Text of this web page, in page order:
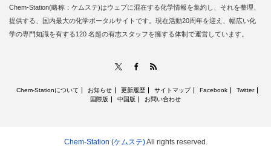
Chem-Station(略称：ケムステ)はウェブに混在する化学情報を集約し、それを整理、
提供する、国内最大の化学ポータルサイトです。現在活動20周年を迎え、幅広い化
学の専門知識を有する120 名超の有志スタッフを擁する体制で運営しています。
Facebook
Chem-Stationについて お知らせ 更新履歴 サイトマップ Facebook
Twitter
国際版
中国版 お問い合わせ
Chem-Station (ケムステ)All rights reserved.